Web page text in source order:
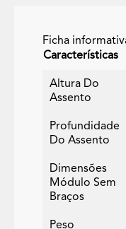
Ficha
Características
Altura Do
Assento
Profundidade
Do Assento
Dimensões
Módulo Sem
Braços
Peso